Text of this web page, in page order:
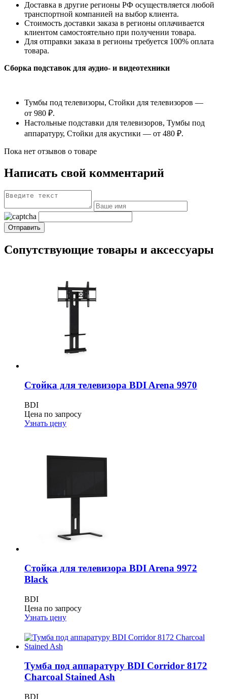
Доставка в другие регионы РФ осуществляется любой
транспортной компанией на выбор клиента.
Стоимость доставки заказа в регионы оплачивается
клиентом самостоятельно при получении товара.
Для отправки заказа в регионы требуется 100% оплата
товара.
Сборка подставок для аудио- и видеотехники
Тумбы под телевизоры, Стойки для телевизоров —
от 980 ₽.
Настольные подставки для телевизоров, Тумбы под
аппаратуру, Стойки для акустики — от 480 ₽.
Пока нет отзывов о товаре
Написать свой комментарий
Сопутствующие товары и аксессуары
Стойка для телевизора BDI Arena 9970
BDI
Цена по запросу
Узнать цену
Стойка для телевизора BDI Arena 9972
Black
BDI
Цена по запросу
Узнать цену
Тумба под аппаратуру BDI Corridor 8172
Charcoal Stained Ash
BDI